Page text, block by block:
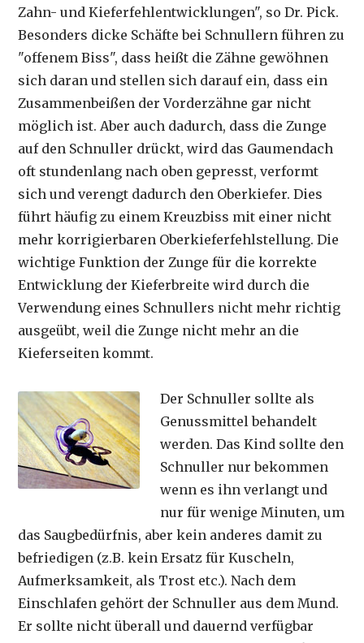
Zahn- und Kieferfehlentwicklungen", so Dr. Pick.
Besonders dicke Schäfte bei Schnullern führen zu
"offenem Biss", dass heißt die Zähne gewöhnen
sich daran und stellen sich darauf ein, dass ein
Zusammenbeißen der Vorderzähne gar nicht
möglich ist. Aber auch dadurch, dass die Zunge
auf den Schnuller drückt, wird das Gaumendach
oft stundenlang nach oben gepresst, verformt
sich und verengt dadurch den Oberkiefer. Dies
führt häufig zu einem Kreuzbiss mit einer nicht
mehr korrigierbaren Oberkieferfehlstellung. Die
wichtige Funktion der Zunge für die korrekte
Entwicklung der Kieferbreite wird durch die
Verwendung eines Schnullers nicht mehr richtig
ausgeübt, weil die Zunge nicht mehr an die
Kieferseiten kommt.
Der Schnuller sollte als
Genussmittel behandelt
werden. Das Kind sollte den
Schnuller nur bekommen
wenn es ihn verlangt und
nur für wenige Minuten, um
das Saugbedürfnis, aber kein anderes damit zu
befriedigen (z.B. kein Ersatz für Kuscheln,
Aufmerksamkeit, als Trost etc.). Nach dem
Einschlafen gehört der Schnuller aus dem Mund.
Er sollte nicht überall und dauernd verfügbar